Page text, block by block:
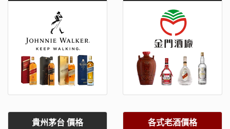
貴州茅台 價格 各式老酒價格